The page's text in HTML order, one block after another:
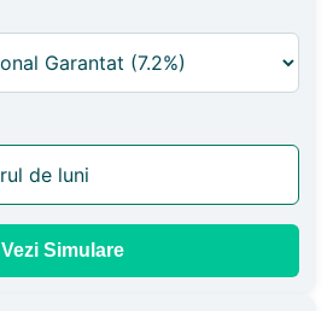
Vezi Simulare